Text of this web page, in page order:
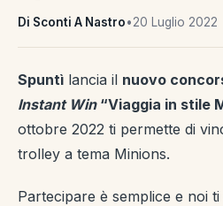
Di Sconti A Nastro•20 Luglio 2022
Spuntì lancia il nuovo
Instant Win“Viaggia in stile
ottobre 2022 ti permette di
trolley a tema Minions.
Partecipare è semplice e noi